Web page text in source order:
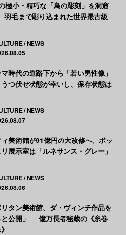
極小・精巧な「鳥の彫刻」を洞窟
羽毛まで彫り込まれた世界最古級
NEWS
時代の道路下から「若い男性像」
つ伏せ状態が幸いし、保存状態は
NEWS
美術館が91億円の大改修へ。ボッ
展示室は「ルネサンス・グレー」
NEWS
タン美術館、ダ・ヴィンチ作品を
と公開」──億万長者秘蔵の《糸巻